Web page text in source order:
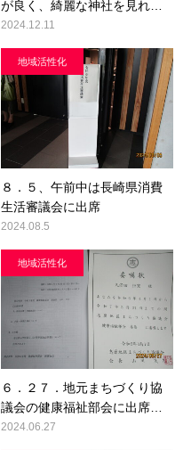
が良く、綺麗な神社を見れ…
2024.12.11
地域活性化
８．５、午前中は長崎県消費
生活審議会に出席
2024.08.5
地域活性化
６．２７．地元まちづくり協
議会の健康福祉部会に出席…
2024.06.27